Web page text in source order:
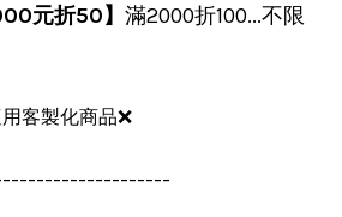
元折50】 滿2000折100...不限
客製化商品❌